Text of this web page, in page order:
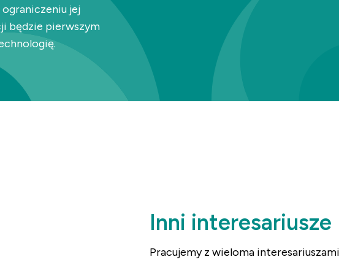
jej
będzie pierwszym
Inni interesariusze
Pracujemy z wieloma